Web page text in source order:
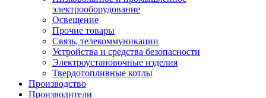
электрооборудование
Освещение
Прочие товары
Связь, телекоммуникации
Устройства и средства безопасности
Электроустановочные изделия
Твердотопливные котлы
Производство
Производители